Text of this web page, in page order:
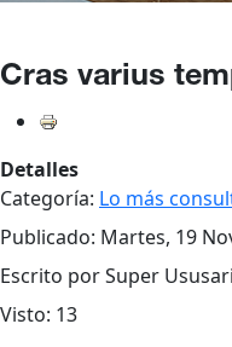
Cras varius
Detalles
Categoría: Lo más
Publicado: Martes, 19
Escrito por Super
Visto: 13